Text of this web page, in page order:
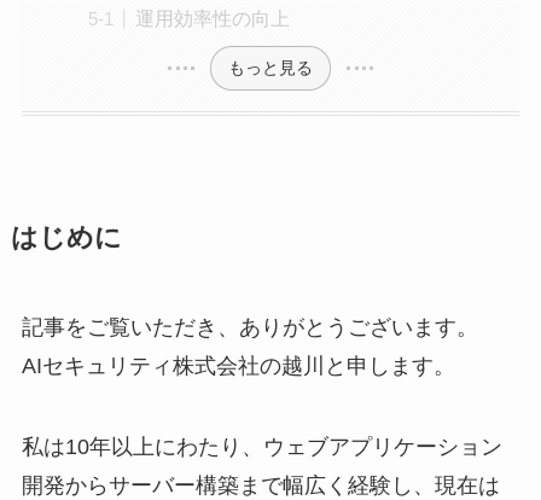
運用効率性の向上
もっと見る
はじめに
記事をご覧いただき、ありがとうございます。
AIセキュリティ株式会社の越川と申します。
私は10年以上にわたり、ウェブアプリケーション
開発からサーバー構築まで幅広く経験し、現在は